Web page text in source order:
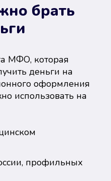
брать
МФО, которая
деньги на
оформления
использовать на
профильных